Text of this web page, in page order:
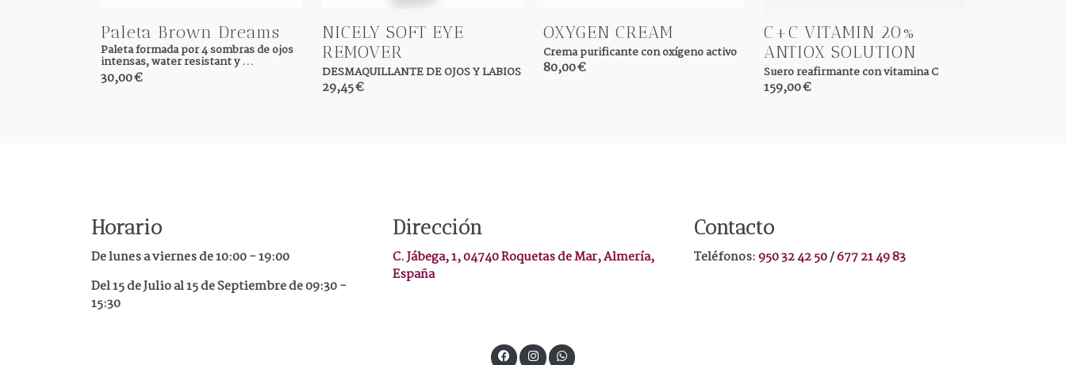
Paleta Brown Dreams
Paleta formada por 4 sombras de ojos
intensas, water resistant y ...
30,00 €
NICELY SOFT EYE
REMOVER
DESMAQUILLANTE DE OJOS Y LABIOS
29,45 €
OXYGEN CREAM
Crema purificante con oxígeno activo
80,00 €
C+C VITAMIN 20%
ANTIOX SOLUTION
Suero reafirmante con vitamina C
159,00 €
Horario
De lunes a viernes de10:00 - 19:00
Del 15 de Julio al 15 de Septiembre de 09:30 -
15:30
Dirección
C. Jábega, 1, 04740 Roquetas de Mar, Almería,
España
Contacto
Teléfonos:950 32 42 50/677 21 49 83